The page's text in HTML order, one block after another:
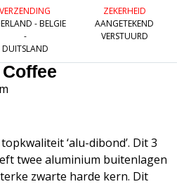
VERZENDING
- BELGIE
-
DUITSLAND
ZEKERHEID
AANGETEKEND
VERSTUURD
‘alu-dibond’. Dit 3
twee aluminium buitenlagen
zwarte harde kern. Dit